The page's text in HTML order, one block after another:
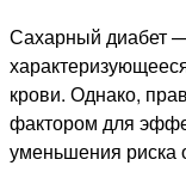
Сахарный диабет
крови. Однако,
фактором для
уменьшения риска